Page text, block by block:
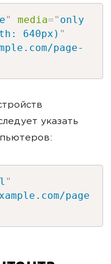
" media=" only
640px) "
page-
указать
"
page